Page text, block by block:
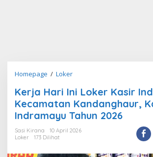
Homepage / LokerKerja
Ini
Loker
Kasir
di
Kandanghaur,
Kerja Hari Ini Loker Kasir
Kecamatan Kandanghaur,
Indramayu Tahun 2026
Sasi Kirana
10 April 2026
Loker
173 Dilihat